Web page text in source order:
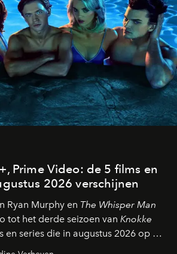
Prime Video: de 5 films en
2026 verschijnen
Ryan Murphy en The Whisper Man
tot het derde seizoen van Knokke
en series die in augustus 2026 op de
verschijnen.